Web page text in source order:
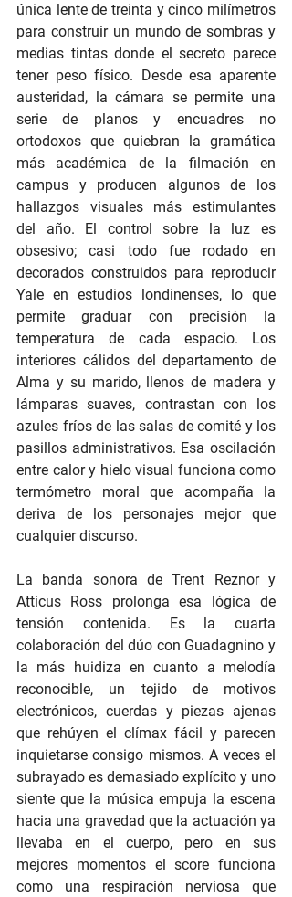
única lente de treinta y cinco milímetros
para construir un mundo de sombras y
medias tintas donde el secreto parece
tener peso físico. Desde esa aparente
austeridad, la cámara se permite una
serie de planos y encuadres no
ortodoxos que quiebran la gramática
más académica de la filmación en
campus y producen algunos de los
hallazgos visuales más estimulantes
del año. El control sobre la luz es
obsesivo; casi todo fue rodado en
decorados construidos para reproducir
Yale en estudios londinenses, lo que
permite graduar con precisión la
temperatura de cada espacio. Los
interiores cálidos del departamento de
Alma y su marido, llenos de madera y
lámparas suaves, contrastan con los
azules fríos de las salas de comité y los
pasillos administrativos. Esa oscilación
entre calor y hielo visual funciona como
termómetro moral que acompaña la
deriva de los personajes mejor que
cualquier discurso.
La banda sonora de Trent Reznor y
Atticus Ross prolonga esa lógica de
tensión contenida. Es la cuarta
colaboración del dúo con Guadagnino y
la más huidiza en cuanto a melodía
reconocible, un tejido de motivos
electrónicos, cuerdas y piezas ajenas
que rehúyen el clímax fácil y parecen
inquietarse consigo mismos. A veces el
subrayado es demasiado explícito y uno
siente que la música empuja la escena
hacia una gravedad que la actuación ya
llevaba en el cuerpo, pero en sus
mejores momentos el score funciona
como una respiración nerviosa que